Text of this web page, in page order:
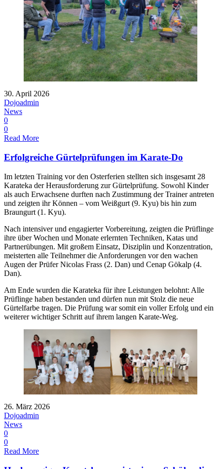
30. April 2026
Dojoadmin
News
0
0
Read More
Erfolgreiche Gürtelprüfungen im Karate-Do
Im letzten Training vor den Osterferien stellten sich insgesamt 28
Karateka der Herausforderung zur Gürtelprüfung. Sowohl Kinder
als auch Erwachsene durften nach Zustimmung der Trainer antreten
und zeigten ihr Können – vom Weißgurt (9. Kyu) bis hin zum
Braungurt (1. Kyu).
Nach intensiver und engagierter Vorbereitung, zeigten die Prüflinge
ihre über Wochen und Monate erlernten Techniken, Katas und
Partnerübungen. Mit großem Einsatz, Disziplin und Konzentration,
meisterten alle Teilnehmer die Anforderungen vor den wachen
Augen der Prüfer Nicolas Frass (2. Dan) und Cenap Gökalp (4.
Dan).
Am Ende wurden die Karateka für ihre Leistungen belohnt: Alle
Prüflinge haben bestanden und dürfen nun mit Stolz die neue
Gürtelfarbe tragen. Die Prüfung war somit ein voller Erfolg und ein
weiterer wichtiger Schritt auf ihrem langen Karate-Weg.
26. März 2026
Dojoadmin
News
0
0
Read More